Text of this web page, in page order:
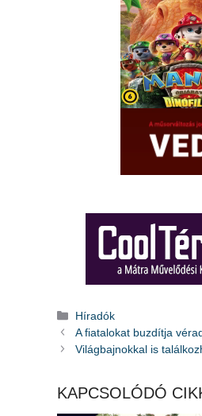
Kategória
Híradók
A fiatalokat buzdítja
Világbajnokkal is
KAPCSOLÓDÓ